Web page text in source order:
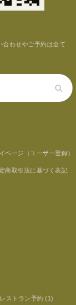
わせやご予約は全て
ページ（ユーザー登録）
商取引法に基づく表記
ストラン予約 (1)